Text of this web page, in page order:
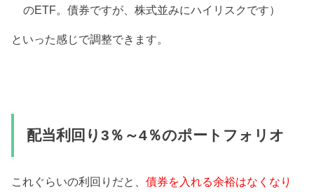
のETF。債券ですが、株式並みにハイリスクです）
といった感じで調整できます。
配当利回り3％～4％のポートフォリオ
これぐらいの利回りだと、債券を入れる余裕はなくなり